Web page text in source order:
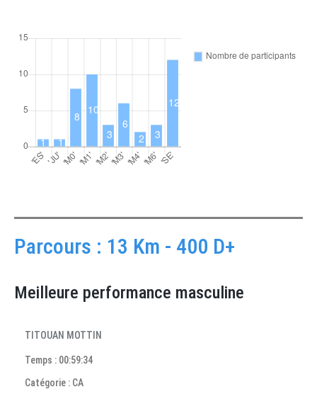
Parcours : 13 Km - 400 D+
Meilleure performance masculine
TITOUAN MOTTIN
Temps : 00:59:34
Catégorie : CA